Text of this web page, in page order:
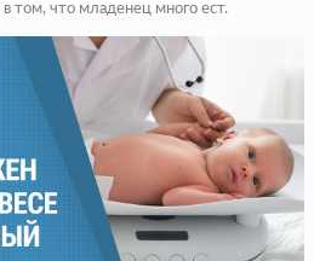
том, что младенец много ест.